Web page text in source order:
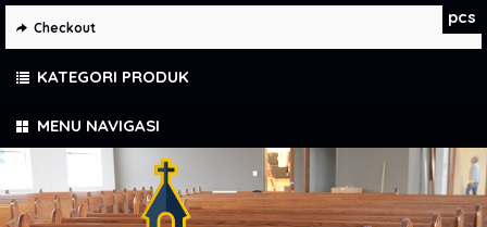
MENU NAVIGASI
pcs
Checkout
KATEGORI PRODUK